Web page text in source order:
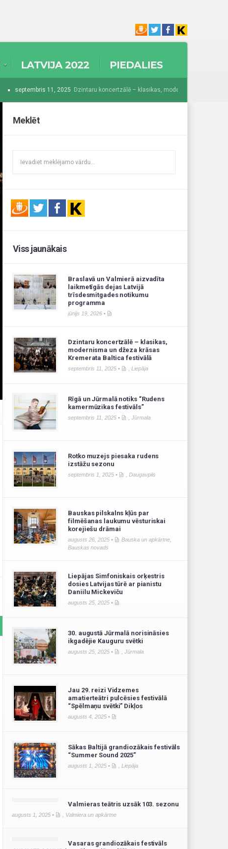
LATVIJA 2022 PIEDALIES
septembris 11, 2025 Dzintaru koncertzālē – klasikas, modernisma un džeza
Meklēt
Viss jaunākais
Braslavā un Valmierā aizvadīta
laikmetīgās dejas Latvijā
trīsdesmitgades notikumu
programma
jūnijs 19, 2026 •
Dzintaru koncertzālē – klasikas,
modernisma un džeza krāsas
Kremerata Baltica festivālā
septembris 11, 2025 • ,Liepāja
Rīgā un Jūrmalā notiks “Rudens
kamermūzikas festivāls”
septembris 11, 2025 • ,Jūrmala
Rotko muzejs piesaka rudens
izstāžu sezonu
septembris 1, 2025 • ,Daugavpils
Bauskas pilskalns kļūs par
filmēšanas laukumu vēsturiskai
korejiešu drāmai
augusts 26, 2025 • Bauska un apkārtne
Bauskas novads
Liepājas Simfoniskais orķestris
dosies Latvijas tūrē ar pianistu
Daniilu Mickeviču
augusts 25, 2025 •
30. augustā Jūrmalā norisināsies
ikgadējie Kauguru svētki
augusts 25, 2025 • ,Jūrmala
Jau 29. reizi Vidzemes
amatierteātri pulcēsies festivālā
“Spēlmaņu svētki” Dikļos
augusts 4, 2025 •
Sākas Baltijā grandiozākais festivāls
“Summer Sound 2025”
augusts 1, 2025 • ,Liepāja
Valmieras teātris uzsāk 103. sezonu
augusts 1, 2025 • Valmiera un apkārtne
Vasaras grandiozākais festivāls